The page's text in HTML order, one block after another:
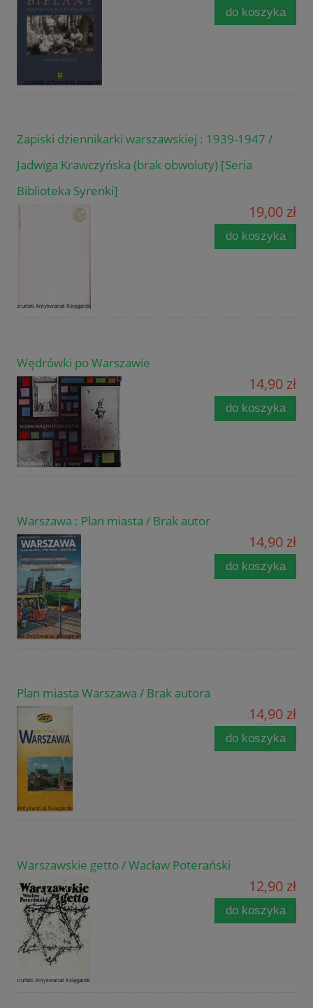
do koszyka
Zapiski dziennikarki warszawskiej : 1939-1947 /
Jadwiga Krawczyńska (brak obwoluty) [Seria
Biblioteka Syrenki]
19,00 zł
do koszyka
Wędrówki po Warszawie
14,90 zł
do koszyka
Warszawa : Plan miasta / Brak autor
14,90 zł
do koszyka
Plan miasta Warszawa / Brak autora
14,90 zł
do koszyka
Warszawskie getto / Wacław Poterański
12,90 zł
do koszyka